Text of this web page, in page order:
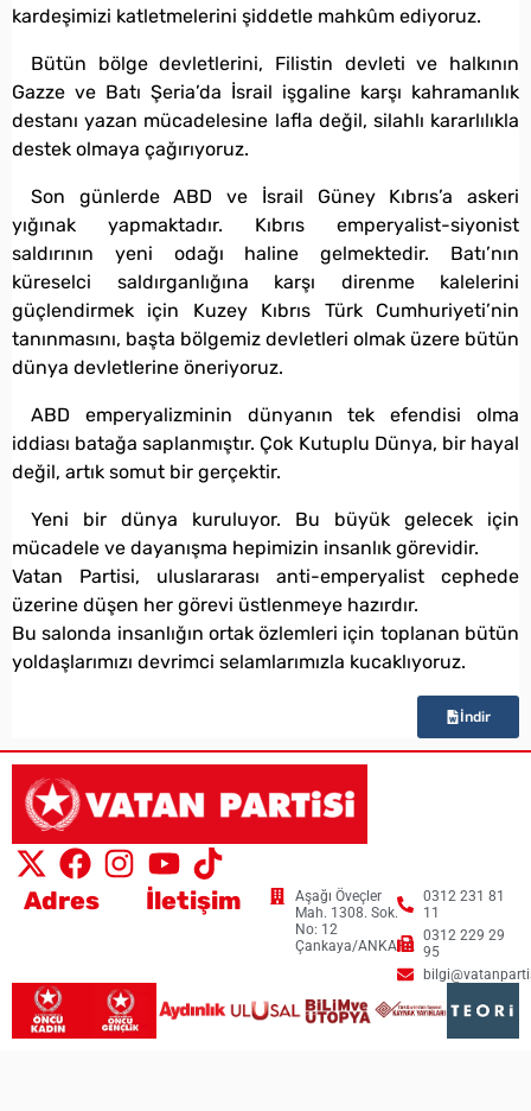
kardeşimizi katletmelerini şiddetle mahkûm ediyoruz.
Bütün bölge devletlerini, Filistin devleti ve halkının
Gazze ve Batı Şeria’da İsrail işgaline karşı kahramanlık
destanı yazan mücadelesine lafla değil, silahlı kararlılıkla
destek olmaya çağırıyoruz.
Son günlerde ABD ve İsrail Güney Kıbrıs’a askeri
yığınak yapmaktadır. Kıbrıs emperyalist-siyonist
saldırının yeni odağı haline gelmektedir. Batı’nın
küreselci saldırganlığına karşı direnme kalelerini
güçlendirmek için Kuzey Kıbrıs Türk Cumhuriyeti’nin
tanınmasını, başta bölgemiz devletleri olmak üzere bütün
dünya devletlerine öneriyoruz.
ABD emperyalizminin dünyanın tek efendisi olma
iddiası batağa saplanmıştır. Çok Kutuplu Dünya, bir hayal
değil, artık somut bir gerçektir.
Yeni bir dünya kuruluyor. Bu büyük gelecek için
mücadele ve dayanışma hepimizin insanlık görevidir.
Vatan Partisi, uluslararası anti-emperyalist cephede
üzerine düşen her görevi üstlenmeye hazırdır.
Bu salonda insanlığın ortak özlemleri için toplanan bütün
yoldaşlarımızı devrimci selamlarımızla kucaklıyoruz.
İndir
Adres
Aşağı Öveçler
Mah. 1308. Sok.
No: 12
Çankaya/ANKARA
İletişim
0312 231 81
11
0312 229 29
95